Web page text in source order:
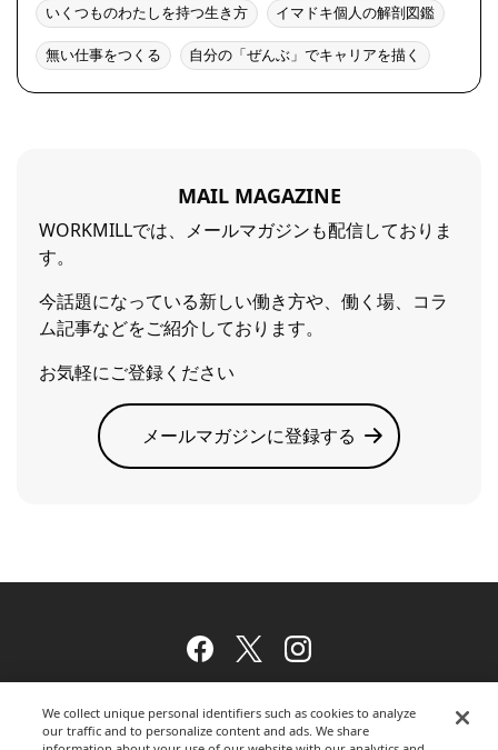
いくつものわたしを持つ生き方 イマドキ個人の解剖図鑑
無い仕事をつくる 自分の「ぜんぶ」でキャリアを描く
MAIL MAGAZINE
WORKMILLでは、メールマガジンも配信しておりま
す。
今話題になっている新しい働き方や、働く場、コラ
ム記事などをご紹介しております。
お気軽にご登録ください
メールマガジンに登録する
Facebook
TwitterInstagram
ウェブサイトのご利用について
We collect unique personal identifiers such as cookies to analyze
our traffic and to personalize content and ads. We share